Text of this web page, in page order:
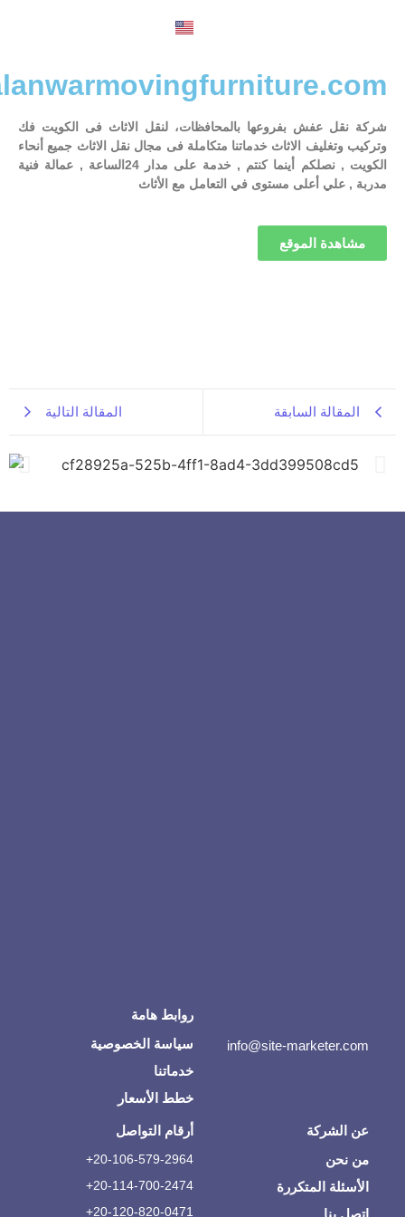
English
alanwarmovingfurniture.com
شركة نقل عفش بفروعها بالمحافظات، لنقل الاثاث فى الكويت فك
وتركيب وتغليف الاثاث خدماتنا متكاملة فى مجال نقل الاثاث جميع أنحاء
الكويت , نصلكم أينما كنتم , خدمة على مدار 24الساعة , عمالة فنية
مدربة , علي أعلى مستوى في التعامل مع الأثاث
مشاهدة الموقع
المقالة السابقة المقالة التالية
info@site-marketer.com
روابط هامة
سياسة الخصوصية
خدماتنا
خطط الأسعار
عن الشركة
من نحن
الأسئلة المتكررة
أرقام التواصل
20-106-579-2964+
20-114-700-2474+
20-120-820-0471+